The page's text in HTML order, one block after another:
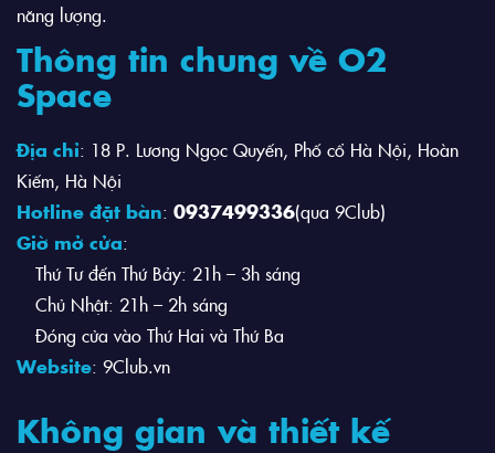
năng lượng.
Thông tin chung về O2
Space
Địa chỉ: 18 P. Lương Ngọc Quyến, Phố cổ Hà Nội, Hoàn
Kiếm, Hà Nội
Hotline đặt bàn: 0937499336(qua 9Club)
Giờ mở cửa:
Thứ Tư đến Thứ Bảy: 21h – 3h sáng
Chủ Nhật: 21h – 2h sáng
Đóng cửa vào Thứ Hai và Thứ Ba
Website: 9Club.vn
Không gian và thiết kế